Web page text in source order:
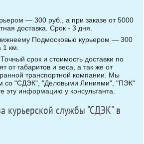
— 300 руб., а при заказе от 5000
доставка. Срок - 3 дня.
Подмосковью курьером — 300
1 км.
срок и стоимость доставки по
от габаритов и веса, а так же от
транспортной компании. Мы
со "СДЭК", "Деловыми Линиями", "ПЭК"
эту информацию у консультанта.
курьерской службы "СДЭК" в